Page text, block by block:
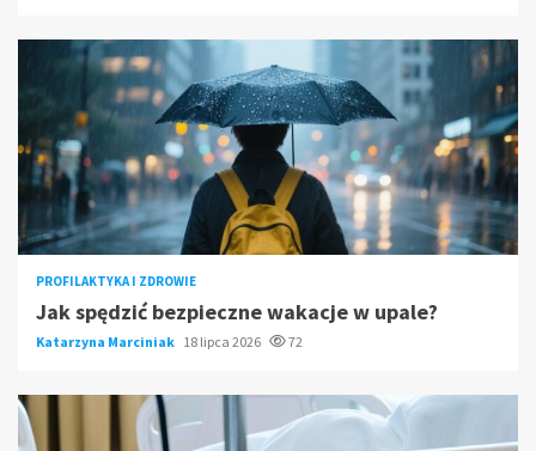
PROFILAKTYKA I ZDROWIE
Jak spędzić bezpieczne wakacje w upale?
Katarzyna Marciniak 18 lipca 2026 72